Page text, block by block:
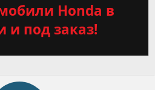
Honda в
и под заказ!